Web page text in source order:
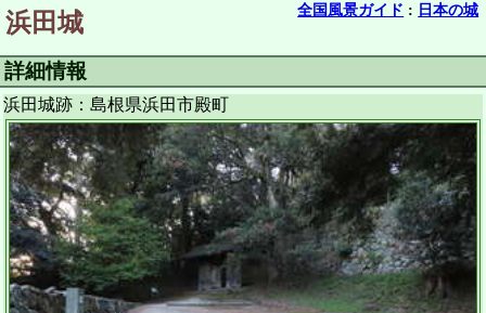
全国風景ガイド : 日本の城
浜田城
詳細情報
浜田城跡：島根県浜田市殿町